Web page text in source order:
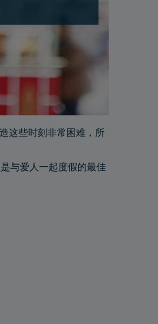
这些时刻非常困难，所
与爱人一起度假的最佳